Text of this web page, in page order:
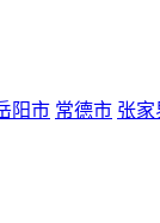
阳市 常德市 张家